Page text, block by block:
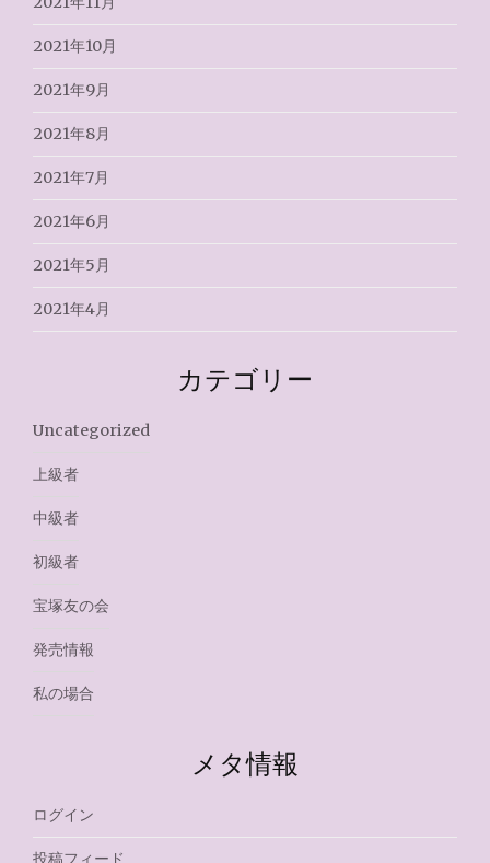
2021年10月
2021年9月
2021年8月
2021年7月
2021年6月
2021年5月
2021年4月
カテゴリー
Uncategorized
上級者
中級者
初級者
宝塚友の会
発売情報
私の場合
メタ情報
ログイン
投稿フィード